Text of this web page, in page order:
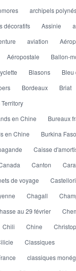
archipels
décoratifs Assinie
aviation
Aéropostale
Ballon-
Blasons
Bleu
Bordeaux
Briat
en Chine
Bureaux
en Chine
Burkina Faso
Caisse
Canton
de voyage
Chagall
au 29 février
Chili Chine
Classiques
classiques